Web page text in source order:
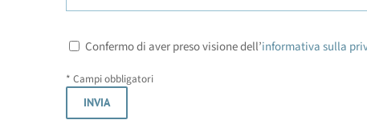
* Confermo di aver preso visione dell’informativa sulla
* Campi obbligatori